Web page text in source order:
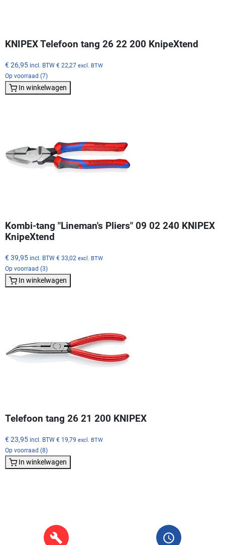
KNIPEX Telefoon tang 26 22 200 KnipeXtend
€ 26,95 incl. BTW € 22,27 excl. BTW
Op voorraad (7)
In winkelwagen
Kombi-tang "Lineman's Pliers" 09 02 240 KNIPEX
KnipeXtend
€ 39,95 incl. BTW € 33,02 excl. BTW
Op voorraad (3)
In winkelwagen
Telefoon tang 26 21 200 KNIPEX
€ 23,95 incl. BTW € 19,79 excl. BTW
Op voorraad (8)
In winkelwagen
build query_builder